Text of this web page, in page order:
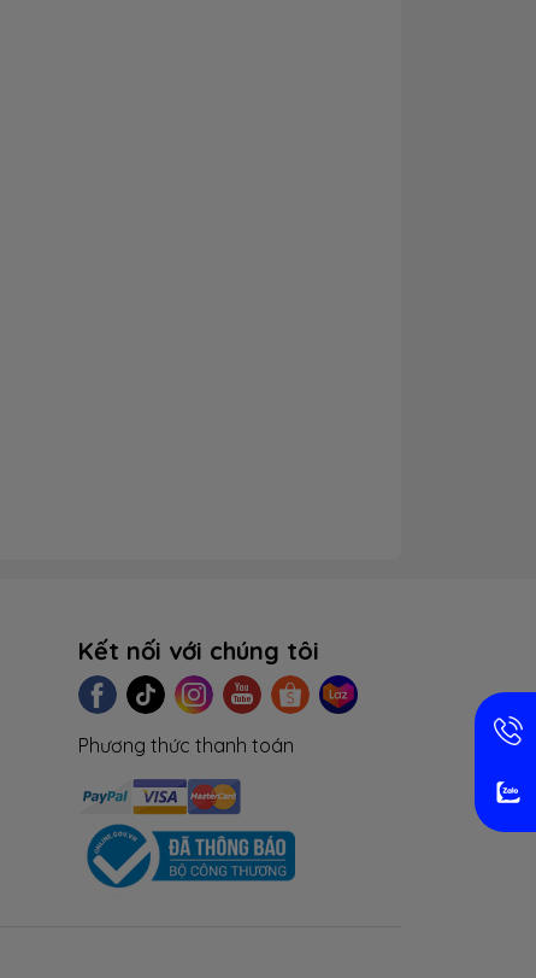
Kết nối với chúng tôi
Phương thức thanh toán